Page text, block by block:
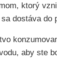
ktorý
dostáva do
aby ste